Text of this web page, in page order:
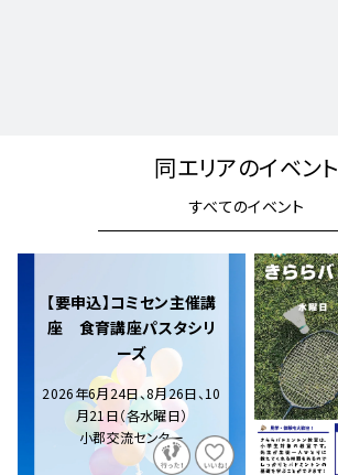
同エリアのイベント
すべてのイベント
【要申込】コミセン主催講
座 食育講座パスタシリ
ーズ
2026年6月24日、8月26日、10
月21日（各水曜日）
小郡交流センター